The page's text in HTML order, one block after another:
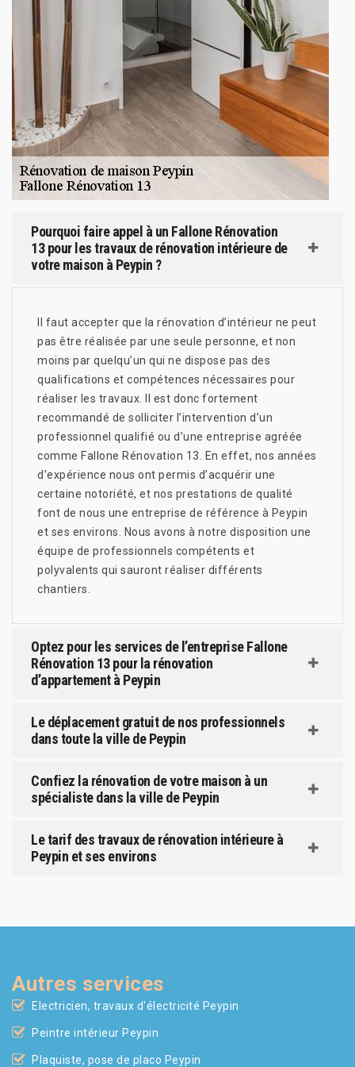
Pourquoi faire appel à un Fallone Rénovation
13 pour les travaux de rénovation intérieure de
votre maison à Peypin ?
Il faut accepter que la rénovation d’intérieur ne peut
pas être réalisée par une seule personne, et non
moins par quelqu’un qui ne dispose pas des
qualifications et compétences nécessaires pour
réaliser les travaux. Il est donc fortement
recommandé de solliciter l’intervention d’un
professionnel qualifié ou d’une entreprise agréée
comme Fallone Rénovation 13. En effet, nos années
d’expérience nous ont permis d’acquérir une
certaine notoriété, et nos prestations de qualité
font de nous une entreprise de référence à Peypin
et ses environs. Nous avons à notre disposition une
équipe de professionnels compétents et
polyvalents qui sauront réaliser différents
chantiers.
Optez pour les services de l’entreprise Fallone
Rénovation 13 pour la rénovation
d’appartement à Peypin
Le déplacement gratuit de nos professionnels
dans toute la ville de Peypin
Confiez la rénovation de votre maison à un
spécialiste dans la ville de Peypin
Le tarif des travaux de rénovation intérieure à
Peypin et ses environs
Autres services
Electricien, travaux d'électricité Peypin
Peintre intérieur Peypin
Plaquiste, pose de placo Peypin